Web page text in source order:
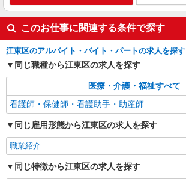
このお仕事に関連する条件で探す
江東区のアルバイト・バイト・パートの求人を探す
同じ職種から江東区の求人を探す
医療・介護・福祉すべて
看護師・保健師・看護助手・助産師
同じ雇用形態から江東区の求人を探す
職業紹介
同じ特徴から江東区の求人を探す